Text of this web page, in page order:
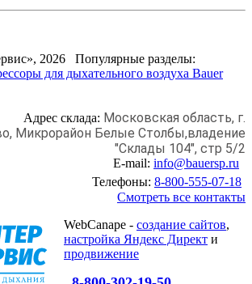
2026 Популярные разделы:
для дыхательного воздуха Bauer
Адрес склада: Московская область, г.
Микрорайон Белые Столбы,владение
"Склады 104", стр 5/2
E-mail: info@bauersp.ru
Телефоны: 8-800-555-07-18
Смотреть все контакты
WebCanape - создание сайтов,
настройка Яндекс Директ и
продвижение